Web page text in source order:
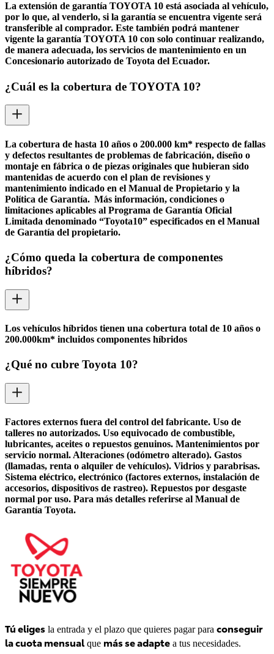
La extensión de garantía TOYOTA 10 está asociada al vehículo,
por lo que, al venderlo, si la garantía se encuentra vigente será
transferible al comprador. Este también podrá mantener
vigente la garantía TOYOTA 10 con solo continuar realizando,
de manera adecuada, los servicios de mantenimiento en un
Concesionario autorizado de Toyota del Ecuador.
¿Cuál es la cobertura de TOYOTA 10?
La cobertura de hasta 10 años o 200.000 km* respecto de fallas
y defectos resultantes de problemas de fabricación, diseño o
montaje en fábrica o de piezas originales que hubieran sido
mantenidas de acuerdo con el plan de revisiones y
mantenimiento indicado en el Manual de Propietario y la
Política de Garantía. Más información, condiciones o
limitaciones aplicables al Programa de Garantía Oficial
Limitada denominado “Toyota10” especificados en el Manual
de Garantía del propietario.
¿Cómo queda la cobertura de componentes
híbridos?
Los vehículos híbridos tienen una cobertura total de 10 años o
200.000km* incluidos componentes híbridos
¿Qué no cubre Toyota 10?
Factores externos fuera del control del fabricante. Uso de
talleres no autorizados. Uso equivocado de combustible,
lubricantes, aceites o repuestos genuinos. Mantenimientos por
servicio normal. Alteraciones (odómetro alterado). Gastos
(llamadas, renta o alquiler de vehículos). Vidrios y parabrisas.
Sistema eléctrico, electrónico (factores externos, instalación de
accesorios, dispositivos de rastreo). Repuestos por desgaste
normal por uso. Para más detalles referirse al Manual de
Garantía Toyota.
Tú eliges la entrada y el plazo que quieres pagar para conseguir
la cuota mensual que más se adapte a tus necesidades.